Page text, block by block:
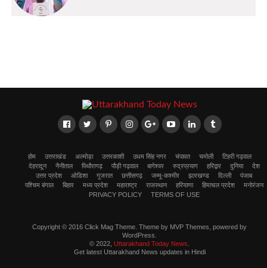
होम उत्तराखंड अल्मोड़ा उत्तरकाशी उधम सिंह नगर चंपावत चमोली
टिहरी गढ़वाल
देहरादून
नैनीताल पिथौरागढ़ पौड़ी गढ़वाल बागेश्वर रुद्रप्रयाग हरिद्वार दुनिया
देश
उत्तर प्रदेश
ओडिशा गुजरात छत्तीसगढ़ जम्मू-कश्मीर झारखण्ड दिल्ली
पंजाब
पश्चिम बंगाल
बिहार मध्य प्रदेश महाराष्ट्र राजस्थान हरियाणा हिमाचल प्रदेश
मनोरंजन
PRIVACY POLICY
TERMS OF USE
Copyright © 2016 Click Mag Theme. Theme by MVP Themes, powered by
WordPress.
© 2022, Uttarakhand Today News
Get latest Uttarakhand News updates in Hindi